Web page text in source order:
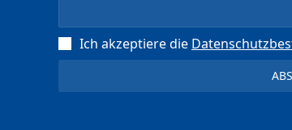
Ich akzeptiere die